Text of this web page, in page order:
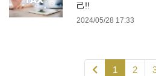
己!!
2024/05/28 17:33
1 2